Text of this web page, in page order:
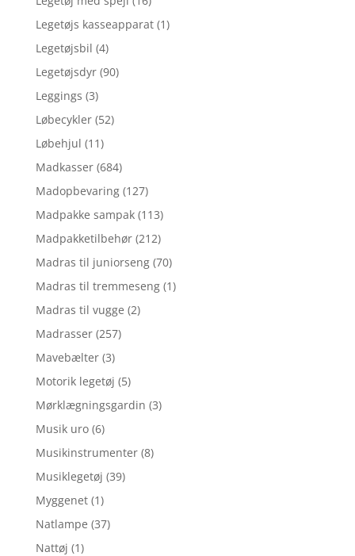
Legetøjs kasseapparat (1)
Legetøjsbil (4)
Legetøjsdyr (90)
Leggings (3)
Løbecykler (52)
Løbehjul (11)
Madkasser (684)
Madopbevaring (127)
Madpakke sampak (113)
Madpakketilbehør (212)
Madras til juniorseng (70)
Madras til tremmeseng (1)
Madras til vugge (2)
Madrasser (257)
Mavebælter (3)
Motorik legetøj (5)
Mørklægningsgardin (3)
Musik uro (6)
Musikinstrumenter (8)
Musiklegetøj (39)
Myggenet (1)
Natlampe (37)
Nattøj (1)